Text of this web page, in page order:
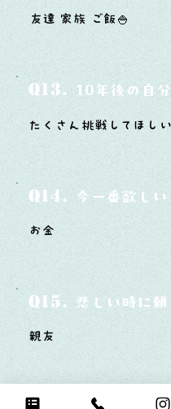
友達 家族 ご飯🍚
Q13. 10年後の自
たくさん挑戦してほしい
Q14. 今一番欲しい
お金
Q15. 悲しい時に頼
親友